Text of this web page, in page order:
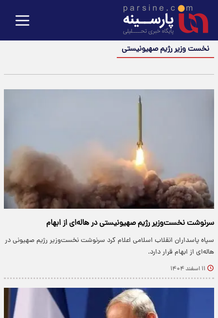
نخست وزیر رژیم صهیونیستی
سرنوشت نخست‌وزیر رژیم صهیونیستی در هاله‌ای از ابهام
سپاه پاسداران انقلاب اسلامی اعلام کرد سرنوشت نخست‌وزیر رژیم صهیونی در
هاله‌ای از ابهام قرار دارد.
۱۱ اسفند ۱۴۰۴